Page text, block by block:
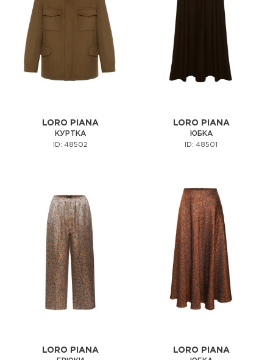
LORO PIANA
КУРТКА
ID: 48502
LORO PIANA
ЮБКА
ID: 48501
LORO PIANA LORO PIANA